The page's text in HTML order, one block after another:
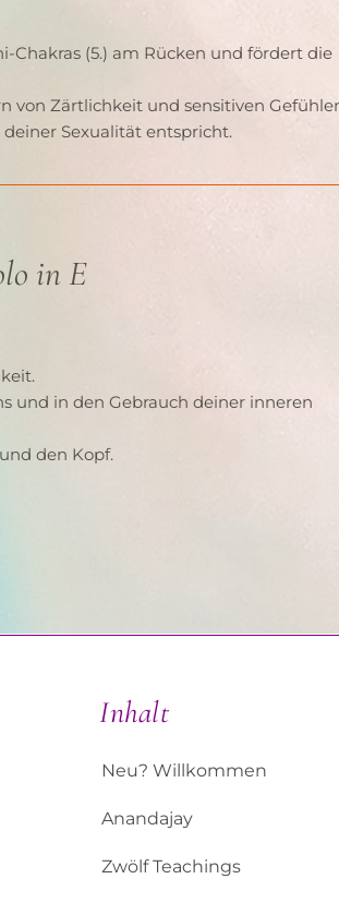
Chakras (5.) am Rücken und fördert die
von Zärtlichkeit und sensitiven
Sexualität entspricht.
in E
und in den Gebrauch deiner inneren
den Kopf.
Inhalt
Neu? Willkommen
Anandajay
Zwölf Teachings